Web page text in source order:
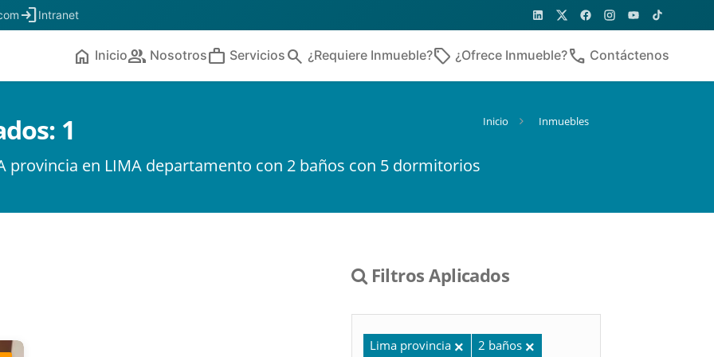
loginIntranet
home Iniciopeople Nosotroswork Servicios search ¿Requiere Inmueble?sell ¿Ofrece Inmueble?phone Contáctenos
1 Inicio Inmuebles
provincia en LIMA departamento con 2 baños con 5 dormitorios
Filtros Aplicados
Lima provincia 2 baños